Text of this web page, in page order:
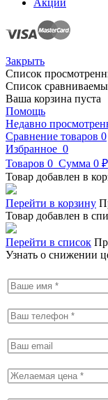
Акции
Закрыть
Список
Список
Ваша корзина пуста
Помощь
Недавно
Сравнение товаров 0
Избранное 0
Товаров 0 Сумма 0 ₽
Товар добавлен в
Перейти в корзину
Товар добавлен в
Перейти в список
Узнать о снижении